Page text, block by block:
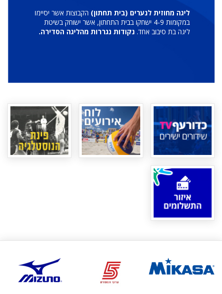
ליגה מחוזית לנערים (בית תחתון) הקבוצות אשר יסיימו
במקומות 4-9 ישחקו בבית התחתון, אשר ישוחק בשיטת
ליגה בת סיבוב אחד. נקודות נגררות מהליגה הסדירה.